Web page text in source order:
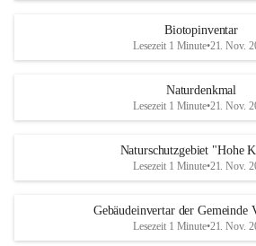
Biotopinventar
Lesezeit 1 Minute•21. Nov.
Naturdenkmal
Lesezeit 1 Minute•21. Nov.
Naturschutzgebiet "Hohe
Lesezeit 1 Minute•21. Nov.
Gebäudeinvertar der Gemeinde
Lesezeit 1 Minute•21. Nov.